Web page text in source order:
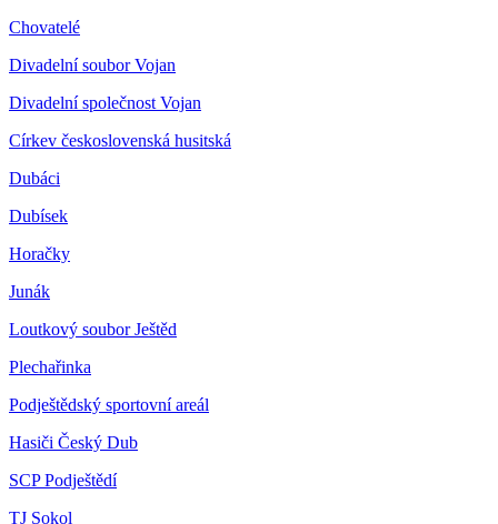
Chovatelé
Divadelní soubor Vojan
Divadelní společnost Vojan
Církev československá husitská
Dubáci
Dubísek
Horačky
Junák
Loutkový soubor Ještěd
Plechařinka
Podještědský sportovní areál
Hasiči Český Dub
SCP Podještědí
TJ Sokol